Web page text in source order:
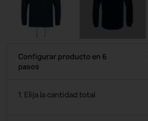
Configurar producto en 6
pasos
1. Elija la cantidad total